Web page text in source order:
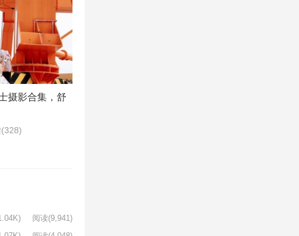
摄影合集，舒
(328)
阅读(9,941)